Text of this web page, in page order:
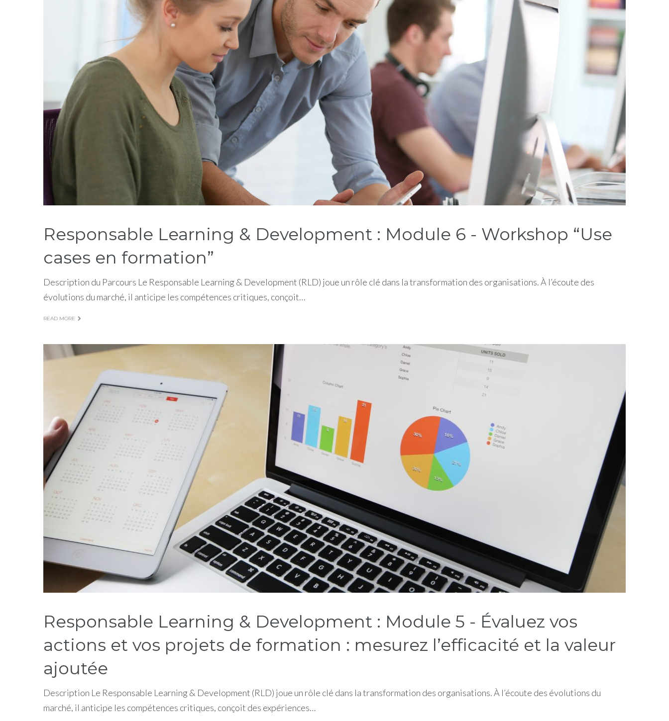
Responsable Learning & Development : Module 6 - Workshop “Use
cases en formation”
Description du Parcours Le Responsable Learning & Development (RLD) joue un rôle clé dans la transformation des organisations. À l’écoute des
évolutions du marché, il anticipe les compétences critiques, conçoit…
READ MORE
Responsable Learning & Development : Module 5 - Évaluez vos
actions et vos projets de formation : mesurez l’efficacité et la valeur
ajoutée
Description Le Responsable Learning & Development (RLD) joue un rôle clé dans la transformation des organisations. À l’écoute des évolutions du
marché, il anticipe les compétences critiques, conçoit des expériences…